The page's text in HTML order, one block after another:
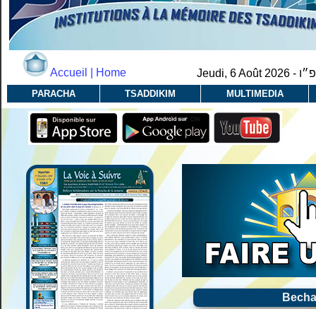
Accueil | Home Jeudi, 6 Août 2026 -
PARACHA TSADDIKIM MULTIMEDIA